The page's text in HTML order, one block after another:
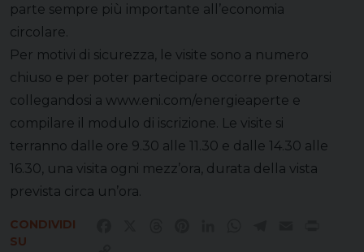
parte sempre più importante all’economia
circolare.
Per motivi di sicurezza, le visite sono a numero
chiuso e per poter partecipare occorre prenotarsi
collegandosi a www.eni.com/energieaperte e
compilare il modulo di iscrizione. Le visite si
terranno dalle ore 9.30 alle 11.30 e dalle 14.30 alle
16.30, una visita ogni mezz’ora, durata della vista
prevista circa un’ora.
CONDIVIDI
SU